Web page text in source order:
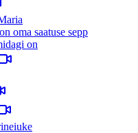
oma saatuse sepp
on